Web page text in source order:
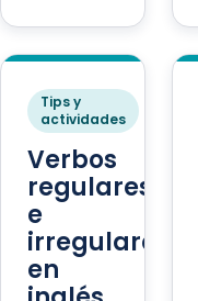
Tips y
actividades
Verbos
regulares
e
irregulares
en